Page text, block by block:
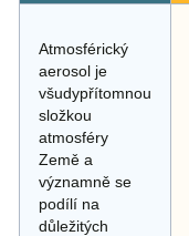
Atmosférický
aerosol je
všudypřítomnou
složkou
atmosféry
Země a
významně se
podílí na
důležitých